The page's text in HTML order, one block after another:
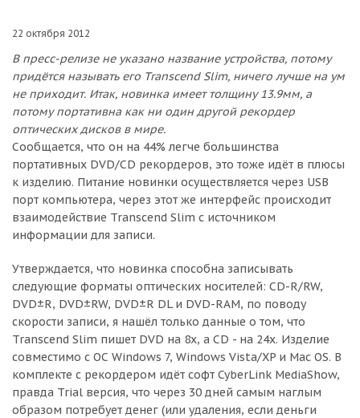
22 октября 2012
В пресс-релизе не указано название устройства, потому
придётся называть его Transcend Slim, ничего лучше на ум
не приходит. Итак, новинка имеет толщину 13.9мм, а
потому портативна как ни один другой рекордер
оптических дисков в мире.
Сообщается, что он на 44% легче большинства
портативных DVD/CD рекордеров, это тоже идёт в плюсы
к изделию. Питание новинки осуществляется через USB
порт компьютера, через этот же интерфейс происходит
взаимодействие Transcend Slim с источником
информации для записи.
Утверждается, что новинка способна записывать
следующие форматы оптических носителей: CD-R/RW,
DVD±R, DVD±RW, DVD±R DL и DVD-RAM, по поводу
скорости записи, я нашёл только данные о том, что
Transcend Slim пишет DVD на 8x, а CD - на 24x. Изделие
совместимо с ОС Windows 7, Windows Vista/XP и Mac OS. В
комплекте с рекордером идёт софт CyberLink MediaShow,
правда Trial версия, что через 30 дней самым наглым
образом потребует денег (или удаления, если деньги